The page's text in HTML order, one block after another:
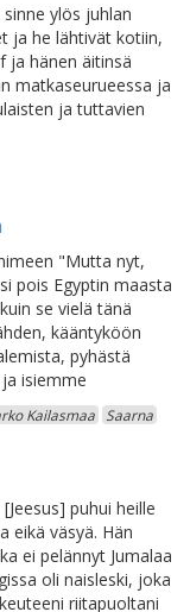
ylös juhlan
ja he lähtivät kotiin,
ja hänen äitinsä
matkaseurueessa ja
ja tuttavien
"Mutta nyt,
pois Egyptin maasta
se vielä tänä
kääntyköön
pyhästä
isiemme
Kailasmaa Saarna
puhui heille
eikä väsyä. Hän
ei pelännyt Jumalaa
oli naisleski, joka
riitapuoltani